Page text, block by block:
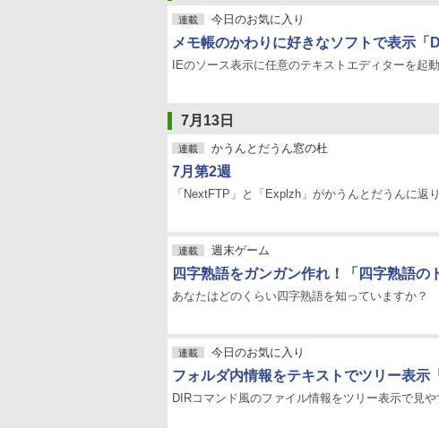
連載 今日のお気に入り
メモ帳のかわりに好きなソフトで表示
IEのソース表示に任意のテキストエディターを起
7月13日
連載 かうんとだうん窓の杜
7月第2週
「NextFTP」と「Explzh」がかうんとだうんに返
連載 週末ゲーム
四字熟語をガンガン作れ！「四字熟語の
あなたはどのくらい四字熟語を知っていますか？
連載 今日のお気に入り
フォルダ内情報をテキストでツリー表示
DIRコマンド風のファイル情報をツリー表示で見